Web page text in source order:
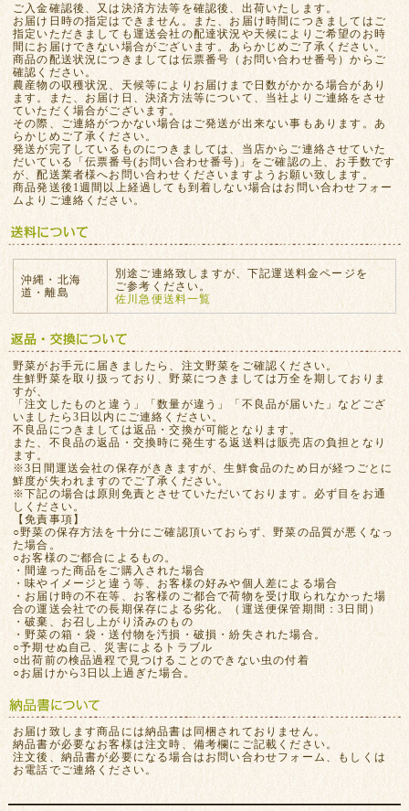
ご入金確認後、又は決済方法等を確認後、出荷いたします。
お届け日時の指定はできません。また、お届け時間につきましてはご
指定いただきましても運送会社の配達状況や天候によりご希望のお時
間にお届けできない場合がございます。あらかじめご了承ください。
商品の配送状況につきましては伝票番号（お問い合わせ番号）からご
確認ください。
農産物の収穫状況、天候等によりお届けまで日数がかかる場合があり
ます。また、お届け日、決済方法等について、当社よりご連絡をさせ
ていただく場合がございます。
その際、ご連絡がつかない場合はご発送が出来ない事もあります。あ
らかじめご了承ください。
発送が完了しているものにつきましては、当店からご連絡させていた
だいている「伝票番号(お問い合わせ番号)」をご確認の上、お手数です
が、配送業者様へお問い合わせくださいますようお願い致します。
商品発送後1週間以上経過しても到着しない場合はお問い合わせフォー
ムよりご連絡ください。
沖縄・北海
道・離島
別途ご連絡致しますが、下記運送料金ページを
ご参考ください。
佐川急便送料一覧
野菜がお手元に届きましたら、注文野菜をご確認ください。
生鮮野菜を取り扱っており、野菜につきましては万全を期しておりま
すが、
「注文したものと違う」「数量が違う」「不良品が届いた」などござ
いましたら3日以内にご連絡ください。
不良品につきましては返品・交換が可能となります。
また、不良品の返品・交換時に発生する返送料は販売店の負担となり
ます。
※3日間運送会社の保存がききますが、生鮮食品のため日が経つごとに
鮮度が失われますのでご了承ください。
※下記の場合は原則免責とさせていただいております。必ず目をお通
しください。
【免責事項】
○野菜の保存方法を十分にご確認頂いておらず、野菜の品質が悪くなっ
た場合。
○お客様のご都合によるもの。
・間違った商品をご購入された場合
・味やイメージと違う等、お客様の好みや個人差による場合
・お届け時の不在等、お客様のご都合で荷物を受け取られなかった場
合の運送会社での長期保存による劣化。（運送便保管期間：3日間）
・破棄、お召し上がり済みのもの
・野菜の箱・袋・送付物を汚損・破損・紛失された場合。
○予期せぬ自己、災害によるトラブル
○出荷前の検品過程で見つけることのできない虫の付着
○お届けから3日以上過ぎた場合。
お届け致します商品には納品書は同梱されておりません。
納品書が必要なお客様は注文時、備考欄にご記載ください。
注文後、納品書が必要になる場合はお問い合わせフォーム、もしくは
お電話でご連絡ください。